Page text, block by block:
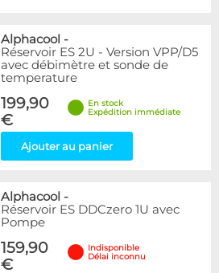
Alphacool -
Réservoir ES 2U - Version VPP/D5
avec débimètre et sonde de
temperature
199,90
€
En stock
Expédition immédiate
Ajouter au panier
Alphacool -
Réservoir ES DDCzero 1U avec
Pompe
159,90
€
Indisponible
Délai inconnu